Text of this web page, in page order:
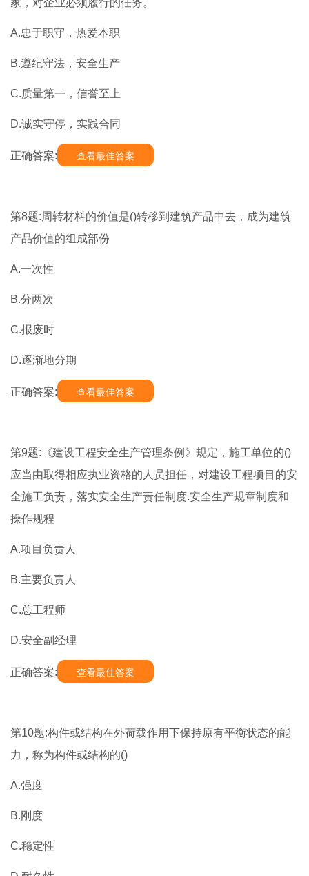
家，对企业必须履行的任务。
A.忠于职守，热爱本职
B.遵纪守法，安全生产
C.质量第一，信誉至上
D.诚实守停，实践合同
正确答案: 查看最佳答案
第8题:周转材料的价值是()转移到建筑产品中去，成为建筑
产品价值的组成部份
A.一次性
B.分两次
C.报废时
D.逐渐地分期
正确答案: 查看最佳答案
第9题:《建设工程安全生产管理条例》规定，施工单位的()
应当由取得相应执业资格的人员担任，对建设工程项目的安
全施工负责，落实安全生产责任制度.安全生产规章制度和
操作规程
A.项目负责人
B.主要负责人
C.总工程师
D.安全副经理
正确答案: 查看最佳答案
第10题:构件或结构在外荷载作用下保持原有平衡状态的能
力，称为构件或结构的()
A.强度
B.刚度
C.稳定性